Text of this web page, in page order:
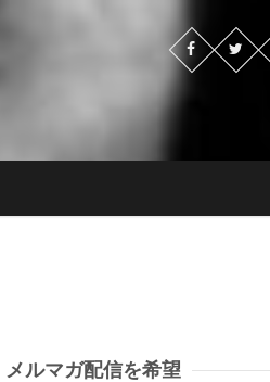
メルマガ配信を希望